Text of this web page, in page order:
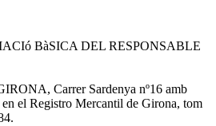
BàSICA DEL RESPONSABLE
Carrer Sardenya nº16 amb
el Registro Mercantil de Girona, tom